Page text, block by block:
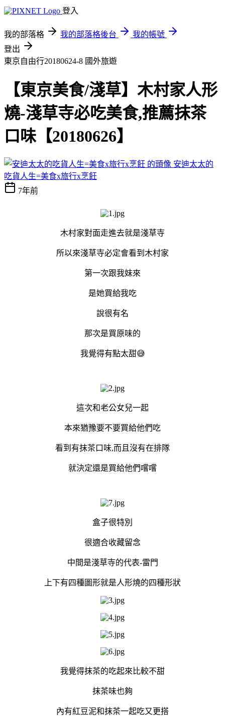
登入
我的部落格 我的部落格後台
我的帳號
登出
東京自由行20180624-8 國外旅遊
【東京美食/淺草】木村家人形
燒-淺草寺必吃美食,推薦抹茶
口味【20180626】
安迪太太的
吃貨人生=美食x旅行x烹飪
7年前
木村家對面走進去就是淺草寺
所以來淺草寺必定會看到木村家
第一次跟我妹來
是她買給我吃
說很有名
那次是買原味的
我覺得有點太甜😅
這次和老公女兒一起
本來猶豫要不要買給他們吃
看到有抹茶口味,而且沒有在排隊
就決定還是買給他們嚐嚐
盒子很特別
很適合收藏留念
中間是淺草寺的代表-雷門
上下有四種圖形就是人形燒的四種形狀
我覺得抹茶的吃起來比較不甜
抹茶味也夠
內有紅豆泥和抹茶一起吃又更搭